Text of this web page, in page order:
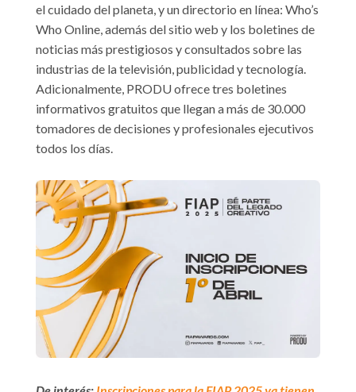
el cuidado del planeta, y un directorio en línea: Who’s
Who Online, además del sitio web y los boletines de
noticias más prestigiosos y consultados sobre las
industrias de la televisión, publicidad y tecnología.
Adicionalmente, PRODU ofrece tres boletines
informativos gratuitos que llegan a más de 30.000
tomadores de decisiones y profesionales ejecutivos
todos los días.